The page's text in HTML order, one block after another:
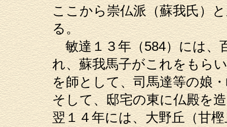
ここから崇仏派（蘇我氏）
る。
敏達１３年（584）には、
れ、蘇我馬子がこれをもら
を師として、司馬達等の娘
そして、邸宅の東に仏殿を
翌１４年には、大野丘（甘